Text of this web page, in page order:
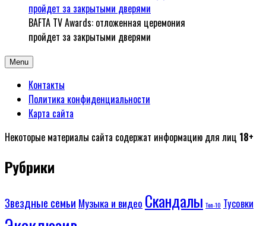
BAFTA TV Awards: отложенная церемония
пройдет за закрытыми дверями
Menu
Контакты
Политика конфиденциальности
Карта сайта
Некоторые материалы сайта содержат информацию для лиц 18+
Рубрики
Звездные семьи Музыка и видео Скандалы Топ-10 Тусовки